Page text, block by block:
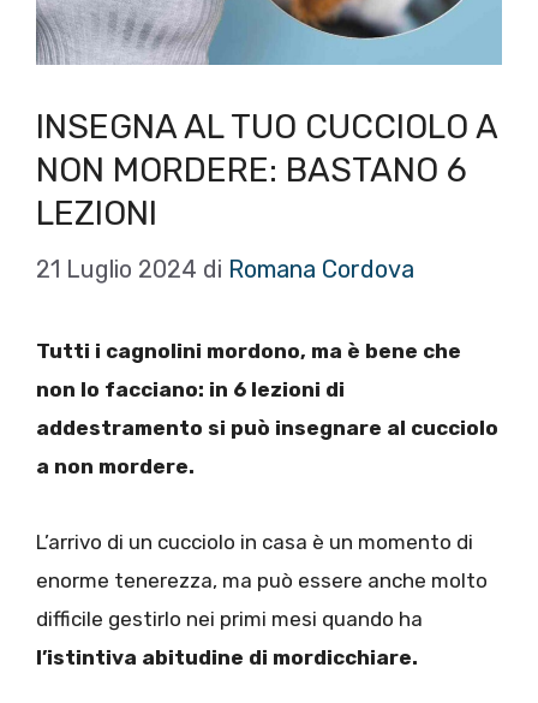
INSEGNA AL TUO CUCCIOLO A
NON MORDERE: BASTANO 6
LEZIONI
21 Luglio 2024 di Romana Cordova
Tutti i cagnolini mordono, ma è bene che
non lo facciano: in 6 lezioni di
addestramento si può insegnare al cucciolo
a non mordere.
L’arrivo di un cucciolo in casa è un momento di
enorme tenerezza, ma può essere anche molto
difficile gestirlo nei primi mesi quando ha
l’istintiva abitudine di mordicchiare.